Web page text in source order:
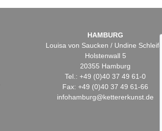
HAMBURG
Louisa von Saucken / Undine Schleifer
Holstenwall 5
20355 Hamburg
Tel.: +49 (0)40 37 49 61-0
Fax: +49 (0)40 37 49 61-66
infohamburg@kettererkunst.de